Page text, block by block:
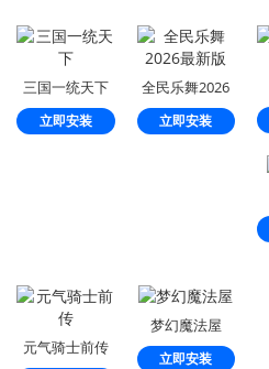
三国一统天下
立即安装
全民乐舞2026
最新版
立即安装
元气骑士前传
梦幻魔法屋
立即安装